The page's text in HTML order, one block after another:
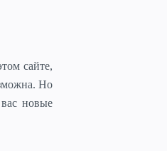
сайте,
Но
новые